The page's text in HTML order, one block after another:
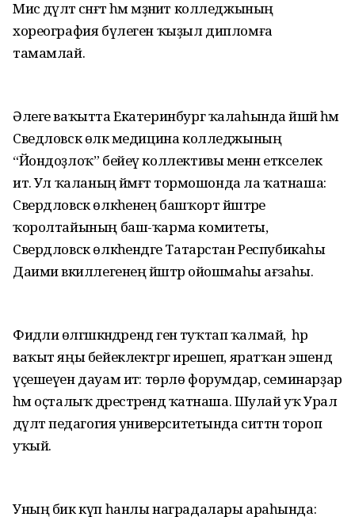
Миәс дәүләт сәнғәт һәм мәҙәниәт колледжының
хореография бүлеген ҡыҙыл дипломға
тамамлай.
Әлеге ваҡытта Екатеринбург ҡалаһында йәшәй һәм
Сведловск өлкә медицина колледжының
“Йондоҙлоҡ” бейеү коллективы менән етәкселек
итә. Ул ҡаланың йәмәғәт тормошонда ла ҡатнаша:
Свердловск өлкәһенең башҡорт йәштәре
ҡоролтайының баш-ҡарма комитеты,
Свердловск өлкәһендәге Татарстан Респубикаһы
Даими вәкиллегенең йәштәр ойошмаһы ағзаһы.
Фидәлиә өлгәшкәндәрендә генә туҡтап ҡалмай, ә һәр
ваҡыт яңы бейеклектәргә ирешеп, яратҡан эшендә
үҫешеүен дауам итә: төрлө форумдар, семинарҙар
һәм оҫталыҡ дәрестәрендә ҡатнаша. Шулай уҡ Урал
дәүләт педагогия университетында ситтән тороп
уҡый.
Уның бик күп һанлы наградалары араһында: